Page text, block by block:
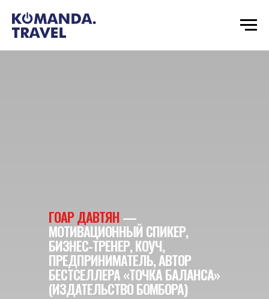
ГОАР ДАВТЯН—
МОТИВАЦИОННЫЙ СПИКЕР,
БИЗНЕС-ТРЕНЕР, КОУЧ,
ПРЕДПРИНИМАТЕЛЬ, АВТОР
БЕСТСЕЛЛЕРА «ТОЧКА БАЛАНСА»
(ИЗДАТЕЛЬСТВО БОМБОРА)